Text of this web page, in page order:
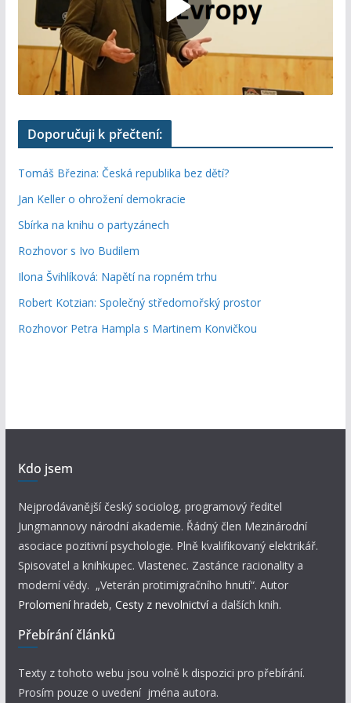
Doporučuji k přečtení:
Tomáš Březina: Česká republika bez dětí?
Jan Keller o ohrožení demokracie
Sbírka na knihu o partyzánech
Rozhovor s Ivo Budilem
Ilona Švihlíková: Napětí na ropném trhu
Robert Kotzian: Společný středomořský prostor
Rozhovor Petra Hampla s Martinem Konvičkou
Kdo jsem
Nejprodávanější český sociolog, programový ředitel
Jungmannovy národní akademie. Řádný člen Mezinárodní
asociace pozitivní psychologie. Plně kvalifikovaný elektrikář.
Spisovatel a knihkupec. Vlastenec. Zastánce racionality a
moderní vědy. „Veterán protimigračního hnutí“. Autor
Prolomení hradeb, Cesty z nevolnictví a dalších knih.
Přebírání článků
Texty z tohoto webu jsou volně k dispozici pro přebírání.
Prosím pouze o uvedení jména autora.